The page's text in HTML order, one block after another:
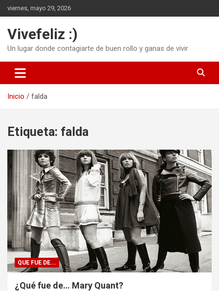
Saltar
al
viernes, mayo 29, 2026
Vivefeliz :)
Un lugar donde contagiarte de buen rollo y ganas de vivir
Inicio falda
Etiqueta: falda
QUE FUE DE...
¿Qué fue de… Mary Quant?